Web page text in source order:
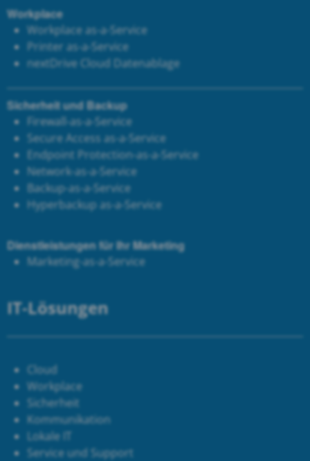
Workplace
Workplace as-a-Service
Printer as-a-Service
nextDrive Cloud Datenablage
Sicherheit und Backup
Firewall-as-a-Service
Secure Access as-a-Service
Endpoint Protection-as-a-Service
Network-as-a-Service
Backup-as-a-Service
Hyperbackup as-a-Service
Dienstleistungen für Ihr Marketing
Marketing-as-a-Service
IT-Lösungen
Cloud
Workplace
Sicherheit
Kommunikation
Lokale IT
Service und Support